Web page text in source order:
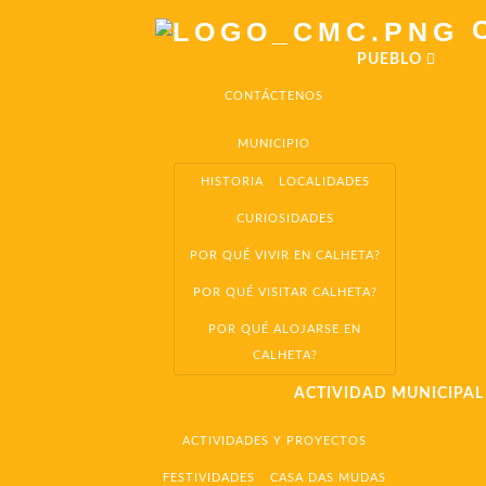
PUEBLO
CONTÁCTENOS
MUNICIPIO
HISTORIA LOCALIDADES
CURIOSIDADES
POR QUÉ VIVIR EN CALHETA?
POR QUÉ VISITAR CALHETA?
POR QUÉ ALOJARSE EN
CALHETA?
ACTIVIDAD
ACTIVIDADES Y PROYECTOS
FESTIVIDADES CASA DAS MUDAS